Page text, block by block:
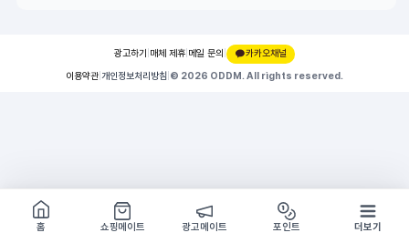
광고하기 매체 제휴 메일 문의 |
카카오채널
이용약관 개인정보처리방침 © 2026 ODDM. All rights reserved.
쇼핑몰 구경하기
방문시 1G
홈
쇼핑메이트 광고메이트 포인트 더보기